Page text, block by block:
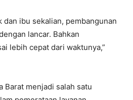
dan ibu sekalian, pembangunan
lancar. Bahkan
lebih cepat dari waktunya,”
Barat menjadi salah satu